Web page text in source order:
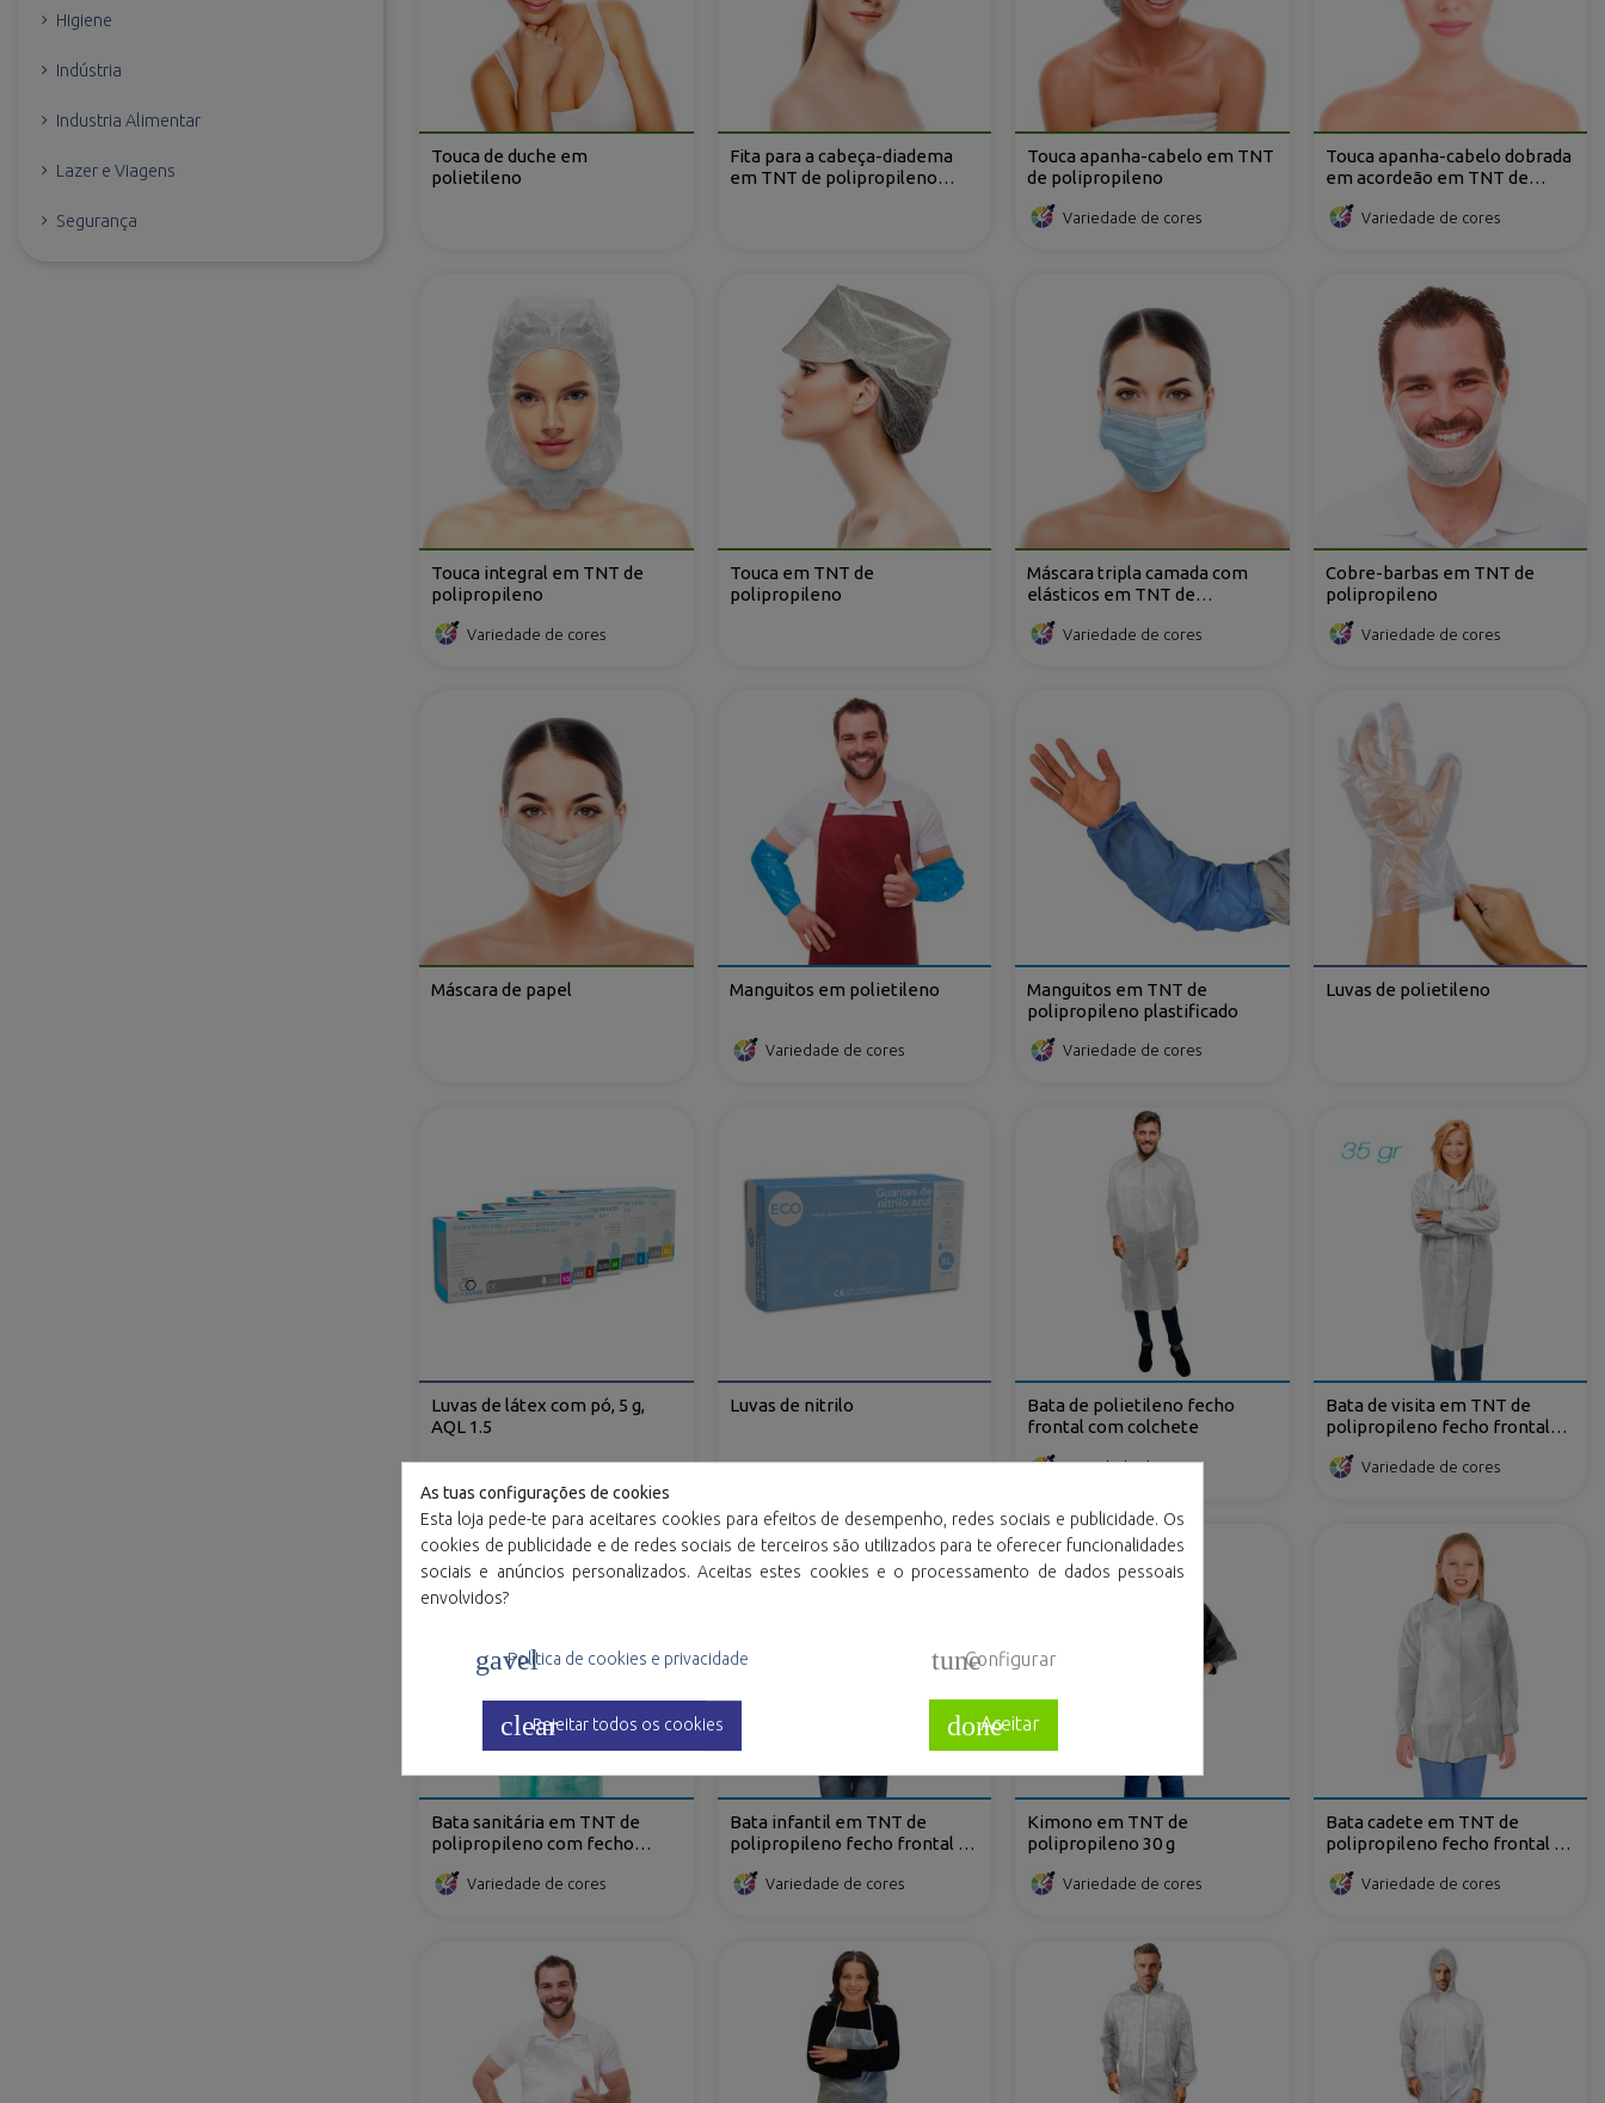
Touca de duche em
polietileno
Fita para a cabeça-diadema
em TNT de polipropileno
Touca apanha-cabelo em TNT
de polipropileno
Variedade de cores
Touca apanha-cabelo dobrada
em acordeão em TNT de
Variedade de cores
Touca integral em TNT de
polipropileno
Variedade de cores
Touca em TNT de
polipropileno
Máscara tripla camada com
elásticos em TNT de
Variedade de cores
Cobre-barbas em TNT de
polipropileno
Variedade de cores
Máscara de papel Manguitos em polietileno
Variedade de cores
Manguitos em TNT de
polipropileno plastificado
Variedade de cores
Luvas de polietileno
Luvas de látex com pó, 5 g,
AQL 1.5
Luvas de nitrilo
Bata de polietileno fecho
frontal com colchete
Variedade de cores
Bata de visita em TNT de
polipropileno fecho frontal
Variedade de cores
Bata sanitária em TNT de
polipropileno com fecho
Variedade de cores
Bata infantil em TNT de
polipropileno fecho frontal de
Variedade de cores
Kimono em TNT de
polipropileno 30 g
Variedade de cores
Bata cadete em TNT de
polipropileno fecho frontal de
Variedade de cores
Higiene
Indústria
Industria Alimentar
Lazer e Viagens
Segurança
As tuas configurações de cookies
Esta loja pede-te para aceitares cookies para efeitos de desempenho, redes sociais e publicidade. Os
cookies de publicidade e de redes sociais de terceiros são utilizados para te oferecer funcionalidades
sociais e anúncios personalizados. Aceitas estes cookies e o processamento de dados pessoais
envolvidos?
gavel
Política de cookies e privacidade tuneConfigurar
clearRejeitar todos os cookies doneAceitar